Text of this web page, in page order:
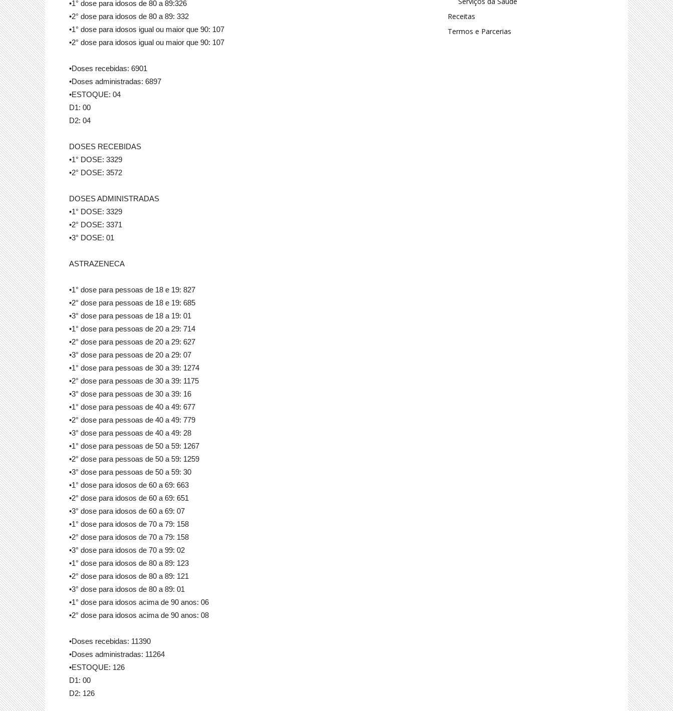
•1° dose para idosos de 80 a 89:326
•2° dose para idosos de 80 a 89: 332
•1° dose para idosos igual ou maior que 90: 107
•2° dose para idosos igual ou maior que 90: 107
•Doses recebidas: 6901
•Doses administradas: 6897
•ESTOQUE: 04
D1: 00
D2: 04
DOSES RECEBIDAS
•1° DOSE: 3329
•2° DOSE: 3572
DOSES ADMINISTRADAS
•1° DOSE: 3329
•2° DOSE: 3371
•3° DOSE: 01
ASTRAZENECA
•1° dose para pessoas de 18 e 19: 827
•2° dose para pessoas de 18 e 19: 685
•3° dose para pessoas de 18 a 19: 01
•1° dose para pessoas de 20 a 29: 714
•2° dose para pessoas de 20 a 29: 627
•3° dose para pessoas de 20 a 29: 07
•1° dose para pessoas de 30 a 39: 1274
•2° dose para pessoas de 30 a 39: 1175
•3° dose para pessoas de 30 a 39: 16
•1° dose para pessoas de 40 a 49: 677
•2° dose para pessoas de 40 a 49: 779
•3° dose para pessoas de 40 a 49: 28
•1° dose para pessoas de 50 a 59: 1267
•2° dose para pessoas de 50 a 59: 1259
•3° dose para pessoas de 50 a 59: 30
•1° dose para idosos de 60 a 69: 663
•2° dose para idosos de 60 a 69: 651
•3° dose para idosos de 60 a 69: 07
•1° dose para idosos de 70 a 79: 158
•2° dose para idosos de 70 a 79: 158
•3° dose para idosos de 70 a 99: 02
•1° dose para idosos de 80 a 89: 123
•2° dose para idosos de 80 a 89: 121
•3° dose para idosos de 80 a 89: 01
•1° dose para idosos acima de 90 anos: 06
•2° dose para idosos acima de 90 anos: 08
•Doses recebidas: 11390
•Doses administradas: 11264
•ESTOQUE: 126
D1: 00
D2: 126
Receitas
Termos e Parcerias